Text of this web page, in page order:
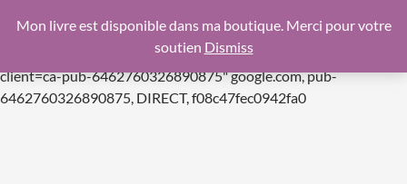
f08c47fec0942fa0
https://pagead2.googlesyndication.com/pagead/js/
client=ca-pub-6462760326890875"google.com, pub-
6462760326890875, DIRECT, f08c47fec0942fa0Aller
Mon livre est disponible dans ma boutique. Merci pour votre
soutien Dismiss